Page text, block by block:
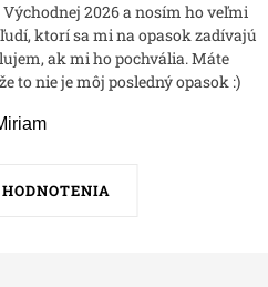
2026 a nosím ho veľmi
ktorí sa mi na opasok zadívajú
ak mi ho pochvália. Máte
to nie je môj posledný opasok :)